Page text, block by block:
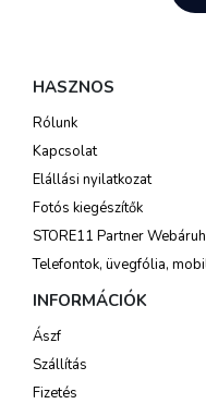
HASZNOS
Rólunk
Kapcsolat
Elállási nyilatkozat
Fotós kiegészítők
STORE11 Partner
Telefontok, üvegfólia,
INFORMÁCIÓK
Ászf
Szállítás
Fizetés